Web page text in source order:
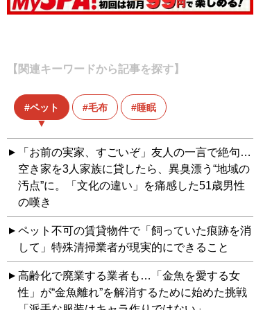
【関連キーワードから記事を探す】
ペット 毛布 睡眠
「お前の実家、すごいぞ」友人の一言で絶句…
空き家を3人家族に貸したら、異臭漂う“地域の
汚点”に。「文化の違い」を痛感した51歳男性
の嘆き
ペット不可の賃貸物件で「飼っていた痕跡を消
して」特殊清掃業者が現実的にできること
高齢化で廃業する業者も…「金魚を愛する女
性」が“金魚離れ”を解消するために始めた挑戦